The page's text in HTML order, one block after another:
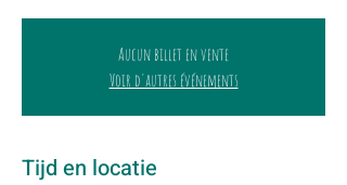
Aucun billet en vente
Voir d'autres événements
Tijd en locatie